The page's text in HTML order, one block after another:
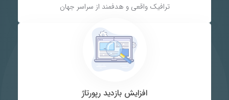
ترافیک واقعی و هدفمند از سراسر جهان
افزایش بازدید رپورتاژ